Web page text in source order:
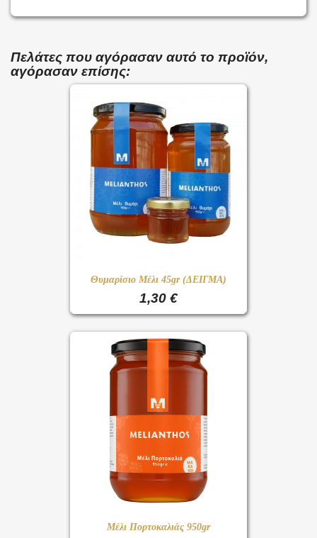
Πελάτες που αγόρασαν αυτό το προϊόν,
αγόρασαν επίσης:
Θυμαρίσιο Μέλι 45gr (ΔΕΙΓΜΑ)
1,30 €
Μέλι Πορτοκαλιάς 950gr